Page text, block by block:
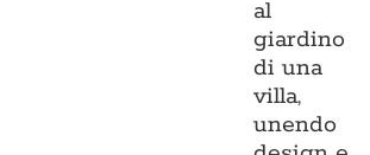
al
giardino
di una
villa,
unendo